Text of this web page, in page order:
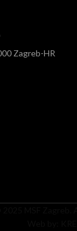
Zagreb-HR